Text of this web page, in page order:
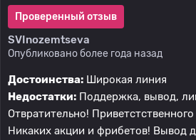
Проверенный отзыв
SVInozemtseva
Опубликовано более года назад
Достоинства: Широкая линия
Недостатки: Поддержка, вывод,
Отвратительно!
Никаких акции и фрибетов! Вывод